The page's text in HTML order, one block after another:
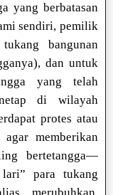
yang berbatasan
sendiri, pemilik
bangunan
dan untuk
yang telah
di wilayah
protes atau
memberikan
bertetangga—
para tukang